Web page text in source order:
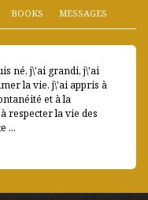
BOOKS MESSAGES
né, j\'ai grandi, j\'ai
la vie, j\'ai appris à
et à la
respecter la vie des
...